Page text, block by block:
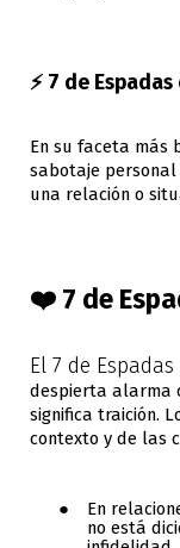
⚡ 7 de
En su faceta más
sabotaje
una relación o
❤️ 7 de
El 7 de
despierta alarma
significa traición.
contexto y de las
En
no está